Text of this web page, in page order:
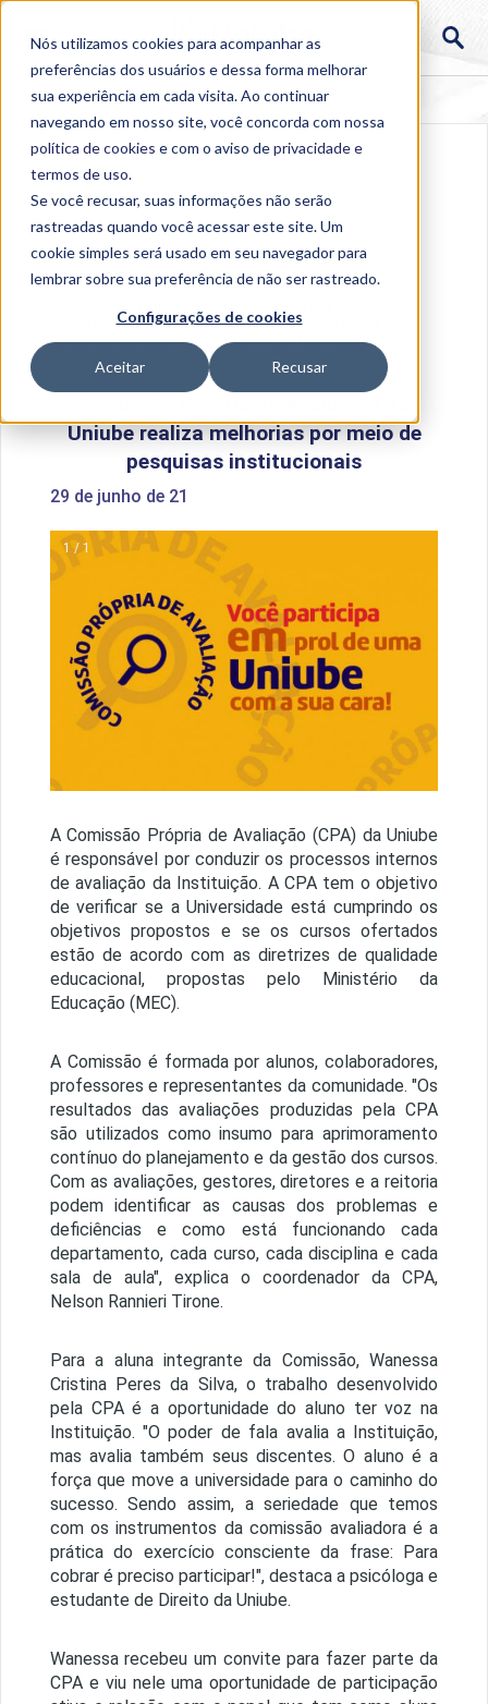
Nós utilizamos cookies para acompanhar as
preferências dos usuários e dessa forma melhorar
sua experiência em cada visita. Ao continuar
navegando em nosso site, você concorda com nossa
política de cookies e com o aviso deprivacidade e
termos de uso.
Se você recusar, suas informações não serão
rastreadas quando você acessar este site. Um
cookie simples será usado em seu navegador para
lembrar sobre sua preferência de não ser rastreado.
Configurações de cookies
Aceitar Recusar
Comissão Própria de Avaliação da Uniube realiza
melhorias por meio de pesquisas institucionais
Uniube realiza melhorias por meio de
pesquisas institucionais
29 de junho de 21
1 / 1
A Comissão Própria de Avaliação (CPA) da Uniube
é responsável por conduzir os processos internos
de avaliação da Instituição. A CPA tem o objetivo
de verificar se a Universidade está cumprindo os
objetivos propostos e se os cursos ofertados
estão de acordo com as diretrizes de qualidade
educacional, propostas pelo Ministério da
Educação (MEC).
A Comissão é formada por alunos, colaboradores,
professores e representantes da comunidade. "Os
resultados das avaliações produzidas pela CPA
são utilizados como insumo para aprimoramento
contínuo do planejamento e da gestão dos cursos.
Com as avaliações, gestores, diretores e a reitoria
podem identificar as causas dos problemas e
deficiências e como está funcionando cada
departamento, cada curso, cada disciplina e cada
sala de aula", explica o coordenador da CPA,
Nelson Rannieri Tirone.
Para a aluna integrante da Comissão, Wanessa
Cristina Peres da Silva, o trabalho desenvolvido
pela CPA é a oportunidade do aluno ter voz na
Instituição. "O poder de fala avalia a Instituição,
mas avalia também seus discentes. O aluno é a
força que move a universidade para o caminho do
sucesso. Sendo assim, a seriedade que temos
com os instrumentos da comissão avaliadora é a
prática do exercício consciente da frase: Para
cobrar é preciso participar!", destaca a psicóloga e
estudante de Direito da Uniube.
Wanessa recebeu um convite para fazer parte da
CPA e viu nele uma oportunidade de participação